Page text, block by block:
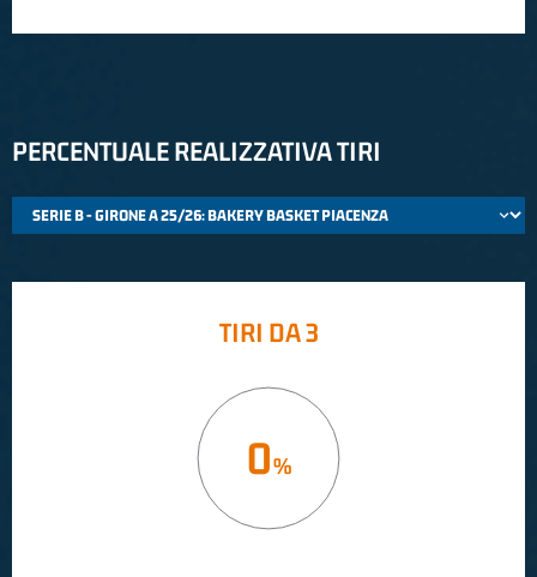
PERCENTUALE REALIZZATIVA TIRI
TIRI DA 3
0